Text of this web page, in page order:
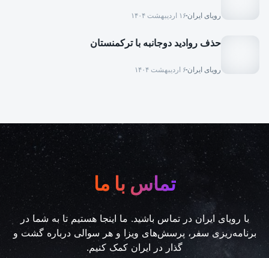
رویای ایران ۱۶ اردیبهشت ۱۴۰۴
حذف روادید دوجانبه با ترکمنستان
رویای ایران ۶ اردیبهشت ۱۴۰۴
تماس با ما
با رویای ایران در تماس باشید. ما اینجا هستیم تا به شما در
برنامه‌ریزی سفر، پرسش‌های ویزا و هر سوالی درباره گشت و
گذار در ایران کمک کنیم.